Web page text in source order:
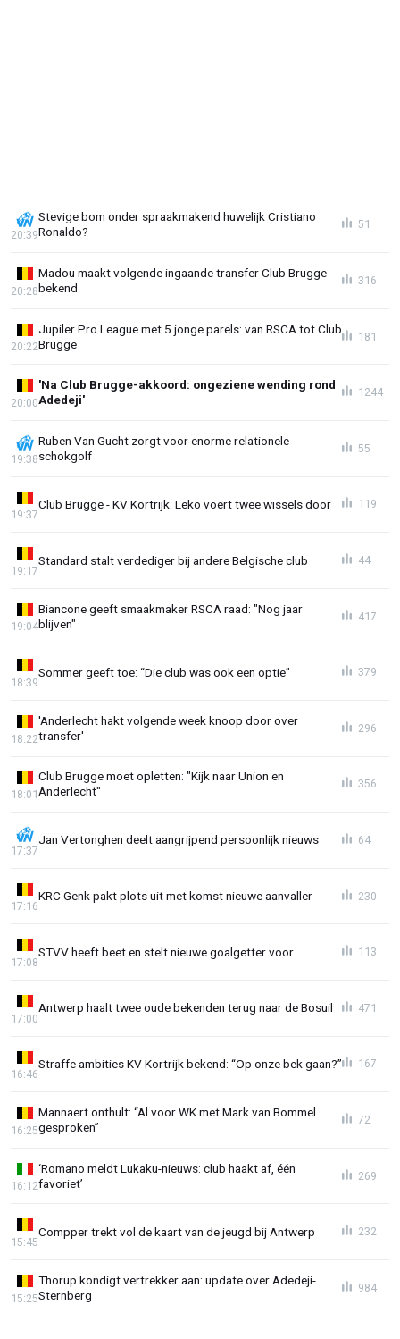
Stevige bom onder spraakmakend huwelijk Cristiano
Ronaldo?
20:39
51
Madou maakt volgende ingaande transfer Club Brugge
bekend
20:28
316
Jupiler Pro League met 5 jonge parels: van RSCA tot Club
Brugge
20:22
181
'Na Club Brugge-akkoord: ongeziene wending rond
Adedeji'
20:00
1244
Ruben Van Gucht zorgt voor enorme relationele
schokgolf
19:38
55
Club Brugge - KV Kortrijk: Leko voert twee wissels door
19:37
119
Standard stalt verdediger bij andere Belgische club
19:17
44
Biancone geeft smaakmaker RSCA raad: "Nog jaar
blijven"
19:04
417
Sommer geeft toe: “Die club was ook een optie”
18:39
379
'Anderlecht hakt volgende week knoop door over
transfer'
18:22
296
Club Brugge moet opletten: "Kijk naar Union en
Anderlecht"
18:01
356
Jan Vertonghen deelt aangrijpend persoonlijk nieuws
17:37
64
KRC Genk pakt plots uit met komst nieuwe aanvaller
17:16
230
STVV heeft beet en stelt nieuwe goalgetter voor
17:08
113
Antwerp haalt twee oude bekenden terug naar de Bosuil
17:00
471
Straffe ambities KV Kortrijk bekend: “Op onze bek gaan?”
16:46
167
Mannaert onthult: “Al voor WK met Mark van Bommel
gesproken”
16:25
72
‘Romano meldt Lukaku-nieuws: club haakt af, één
favoriet’
16:12
269
Compper trekt vol de kaart van de jeugd bij Antwerp
15:45
232
Thorup kondigt vertrekker aan: update over Adedeji-
Sternberg
15:25
984